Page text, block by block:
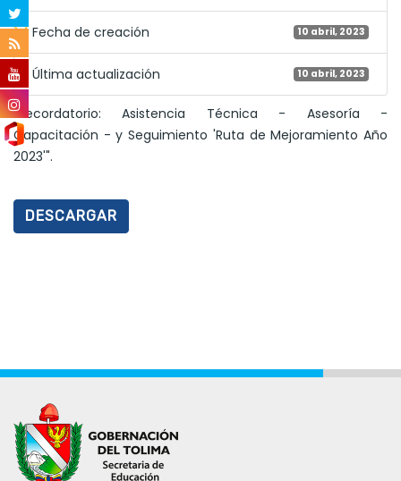
Fecha de creación 10 abril, 2023
Última actualización 10 abril, 2023
"Recordatorio: Asistencia Técnica - Asesoría -
Capacitación - y Seguimiento 'Ruta de Mejoramiento Año
2023'".
DESCARGAR